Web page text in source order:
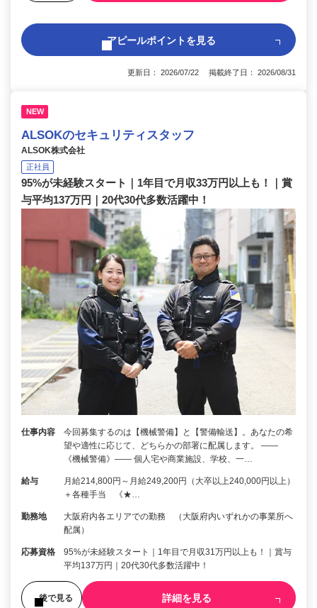
アピールポイントを見る
更新日： 2026/07/22 掲載終了日： 2026/08/31
NEW
ALSOKのセキュリティスタッフ
ALSOK株式会社
正社員
95%が未経験スタート｜1年目で月収33万円以上も！｜賞
与平均137万円｜20代30代多数活躍中！
仕事内容
今回募集するのは【機械警備】と【警備輸送】。あなたの希
望や適性に応じて、どちらかの部署に配属します。 ――
《機械警備》―― 個人宅や商業施設、学校、一…
給与
月給214,800円～月給249,200円（大卒以上240,000円以上）
＋各種手当 《★…
勤務地
大阪府内各エリアでの勤務 （大阪府内いずれかの事業所へ
配属）
応募資格
95%が未経験スタート｜1年目で月収31万円以上も！｜賞与
平均137万円｜20代30代多数活躍中！
後で見る 詳細を見る